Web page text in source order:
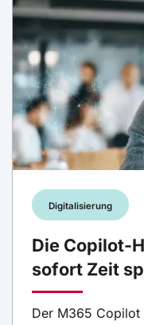
Digitalisierung
Die Copilot-
sofort Zeit
Der M365 Copilot